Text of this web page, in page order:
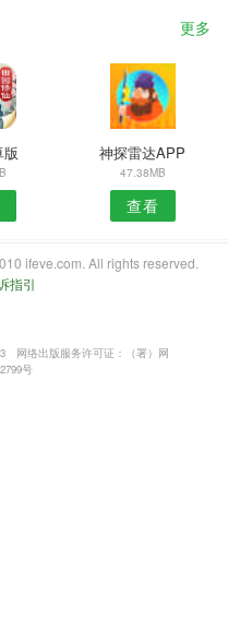
更多
版 神探雷达APP
47.38MB
查看
ifeve.com. All rights reserved.
指引
网络出版服务许可证：（署）网
号